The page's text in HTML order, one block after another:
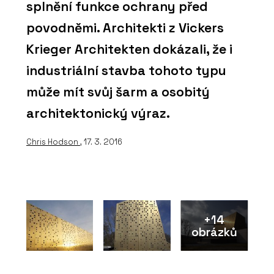
splnění funkce ochrany před
povodněmi. Architekti z Vickers
Krieger Architekten dokázali, že i
industriální stavba tohoto typu
může mít svůj šarm a osobitý
architektonický výraz.
Chris Hodson , 17. 3. 2016
+14
obrázků